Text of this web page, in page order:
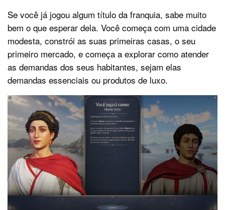
Se você já jogou algum título da franquia, sabe muito
bem o que esperar dela. Você começa com uma cidade
modesta, constrói as suas primeiras casas, o seu
primeiro mercado, e começa a explorar como atender
as demandas dos seus habitantes, sejam elas
demandas essenciais ou produtos de luxo.